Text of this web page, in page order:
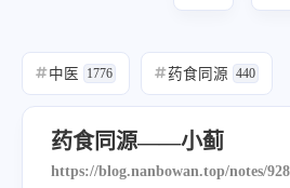
不但能凉血止血，兼能活血解
发热；至女子血崩赤带，其因
归经
#中医 1776 #药食同源 440
药食同源——小蓟
https://blog.nanbowan.top/notes/